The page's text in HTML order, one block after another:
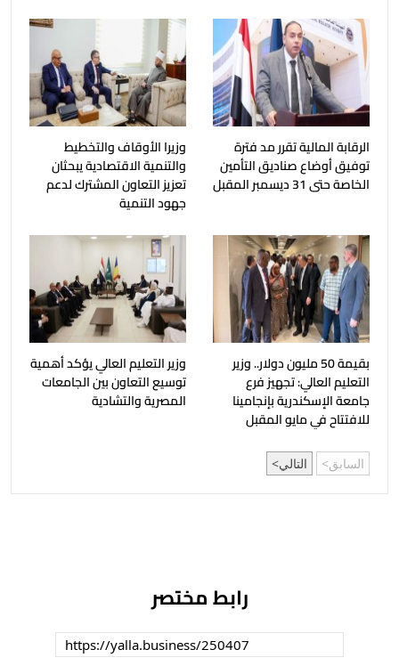
الرقابة المالية تقرر مد فترة
توفيق أوضاع صناديق التأمين
الخاصة حتى 31 ديسمبر المقبل
وزيرا الأوقاف والتخطيط
والتنمية الاقتصادية يبحثان
تعزيز التعاون المشترك لدعم
جهود التنمية
بقيمة 50 مليون دولار.. وزير
التعليم العالي: تجهيز فرع
جامعة الإسكندرية بإنجامينا
للافتتاح في مايو المقبل
وزير التعليم العالي يؤكد أهمية
توسيع التعاون بين الجامعات
المصرية والتشادية
السابق التالي
رابط مختصر